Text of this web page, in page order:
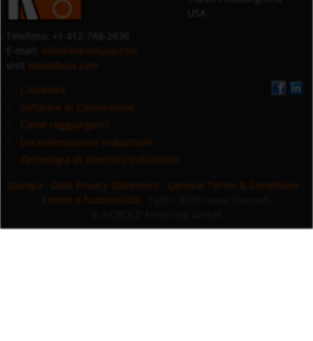
info@koboldusa.com
koboldusa.com
L`azienda
Software di Conversione
Come raggiungerci
Documentazione industriale
Tecnologia di controllo industriale
Stampa
Data Privacy Statement General Terms & Conditions
Cookie e funzionalità